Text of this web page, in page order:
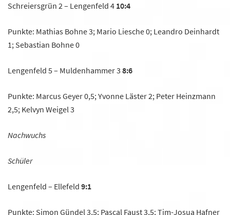
Schreiersgrün 2 – Lengenfeld 4 10:4
Punkte: Mathias Bohne 3; Mario Liesche 0; Leandro Deinhardt
1; Sebastian Bohne 0
Lengenfeld 5 – Muldenhammer 3 8:6
Punkte: Marcus Geyer 0,5; Yvonne Läster 2; Peter Heinzmann
2,5; Kelvyn Weigel 3
Nachwuchs
Schüler
Lengenfeld – Ellefeld 9:1
Punkte: Simon Gündel 3,5; Pascal Faust 3,5; Tim-Josua Hafner